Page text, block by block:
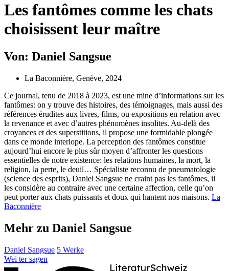
Les fantômes comme les chats
choisissent leur maître
Von: Daniel Sangsue
La Baconnière, Genève, 2024
Ce journal, tenu de 2018 à 2023, est une mine d’informations sur les
fantômes: on y trouve des histoires, des témoignages, mais aussi des
références érudites aux livres, films, ou expositions en relation avec
la revenance et avec d’autres phénomènes insolites. Au-delà des
croyances et des superstitions, il propose une formidable plongée
dans ce monde interlope. La perception des fantômes constitue
aujourd’hui encore le plus sûr moyen d’affronter les questions
essentielles de notre existence: les relations humaines, la mort, la
religion, la perte, le deuil… Spécialiste reconnu de pneumatologie
(science des esprits), Daniel Sangsue ne craint pas les fantômes, il
les considère au contraire avec une certaine affection, celle qu’on
peut porter aux chats puissants et doux qui hantent nos maisons. La
Baconnière
Mehr zu Daniel Sangsue
Daniel Sangsue 5 Werke
Wei ter sagen